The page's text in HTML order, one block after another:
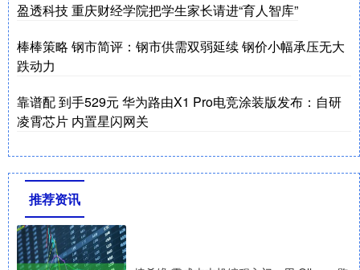
盈透科技 重庆财经学院把学生家长请进“育人智库”
棒棒策略 钢市简评：钢市供需双弱延续 钢价小幅承压无大
跌动力
靠谱配 到手529元 华为路由X1 Pro电竞涂装版发布：自研
凌霄芯片 内置星闪网关
推荐资讯